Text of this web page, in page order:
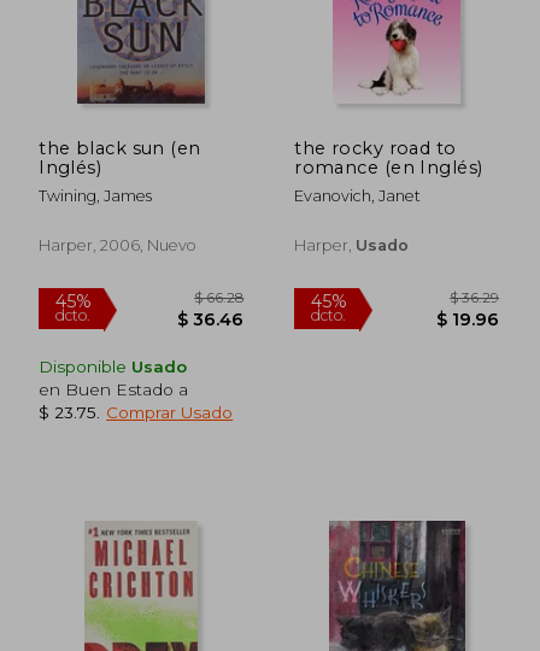
45% $ 43.57 45%
the black sun (en
Inglés)
Twining, James
Harper, 2006, Nuevo
Disponible Usado
en Buen Estado a
$ 23.75
Comprar Usado
the rocky road to
romance (en Inglés)
Evanovich, Janet
Harper, Usado